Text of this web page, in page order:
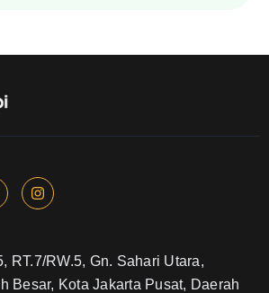
RT.7/RW.5, Gn. Sahari Utara,
Besar, Kota Jakarta Pusat, Daerah